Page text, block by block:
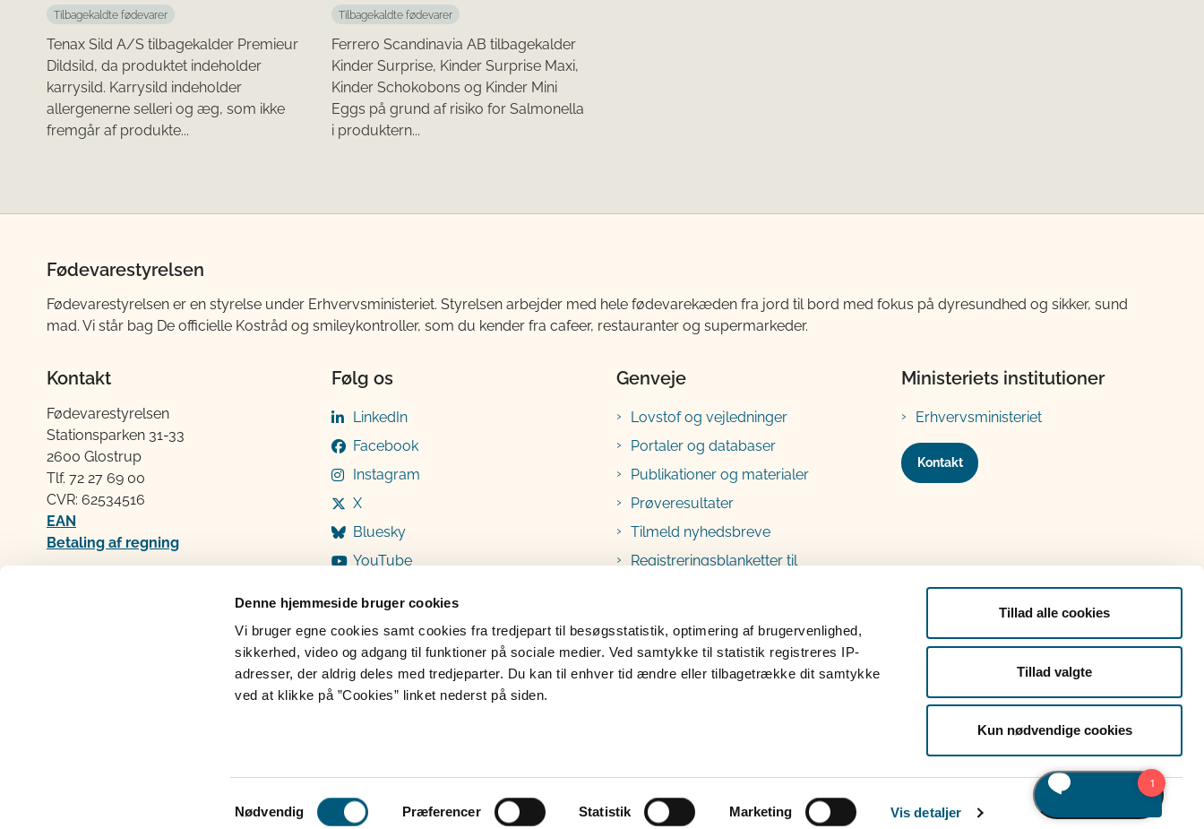
Denne hjemmeside bruger cookies
Vi bruger egne cookies samt cookies fra tredjepart til besøgsstatistik, optimering af brugervenlighed,
sikkerhed, video og adgang til funktioner på sociale medier. Ved samtykke til statistik registreres IP-
adresser, der aldrig deles med tredjeparter. Du kan til enhver tid ændre eller tilbagetrække dit samtykke
ved at klikke på ”Cookies” linket nederst på siden.
Samtykkevalg
Nødvendig Præferencer Statistik Marketing Vis detaljer
Tillad alle cookies
Tillad valgte
Kun nødvendige cookies
Tilbagekaldte fødevarer
Tenax Sild A/S tilbagekalder Premieur
Dildsild, da produktet indeholder
karrysild. Karrysild indeholder
allergenerne selleri og æg, som ikke
fremgår af produkte...
Tilbagekaldte fødevarer
Ferrero Scandinavia AB tilbagekalder
Kinder Surprise, Kinder Surprise Maxi,
Kinder Schokobons og Kinder Mini
Eggs på grund af risiko for Salmonella
i produktern...
Fødevarestyrelsen
Fødevarestyrelsen er en styrelse under Erhvervsministeriet. Styrelsen arbejder med hele fødevarekæden fra jord til bord med fokus på dyresundhed og sikker, sund
mad. Vi står bag De officielle Kostråd og smileykontroller, som du kender fra cafeer, restauranter og supermarkeder.
Kontakt
Fødevarestyrelsen
Stationsparken 31-33
2600 Glostrup
Tlf. 72 2​​​7 69 00
CVR: 62534516
EAN
Betaling af regning
Følg os
LinkedIn
Facebook
Instagram
X
Bluesky
YouTube
Genveje
Lovstof og vejledninger
Portaler og databaser
Publikationer og materialer
Prøveresultater
Tilmeld nyhedsbreve
Registreringsblanketter til
Ministeriets institutioner
Erhvervsministeriet
Kontakt
Persondatabeskyttelse Tilgængelighedserklæring Klage